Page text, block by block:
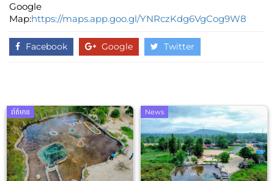
Google
Map:https://maps.app.goo.gl/YNRczKdg6VgCog9W8
Facebook Google Twitter
ព័ត៌មាន News